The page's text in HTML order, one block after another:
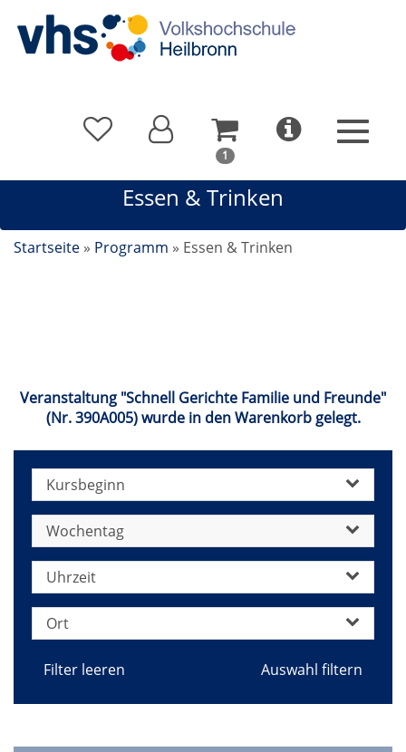
1 In
Warenkorb
sich
1
Essen & Trinken
Startseite » Programm » Essen & Trinken
Veranstaltung "Schnell Gerichte Familie und Freunde"
(Nr. 390A005) wurde in den Warenkorb gelegt.
Kursbeginn
Wochentag
Uhrzeit
Ort
Filter leeren